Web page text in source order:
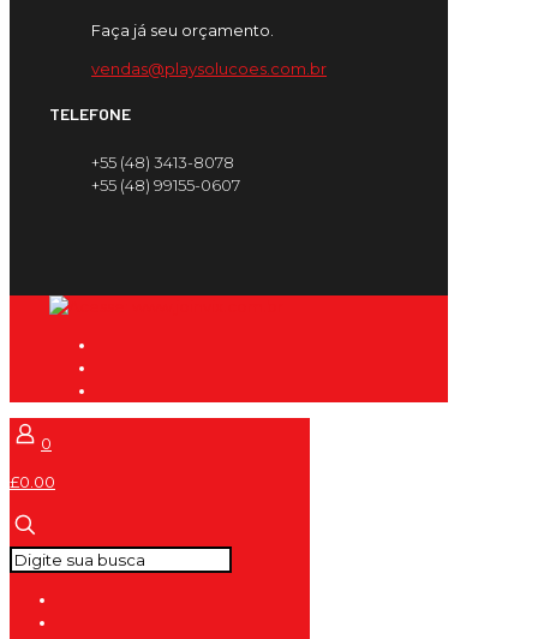
Faça já seu orçamento.
vendas@playsolucoes.com.br
TELEFONE
+55 (48) 3413-8078
+55 (48) 99155-0607
0
£0.00